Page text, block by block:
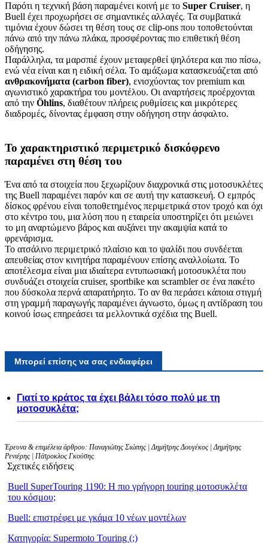
Παρότι η τεχνική βάση παραμένει κοινή με το Super Cruiser, η
Buell έχει προχωρήσει σε σημαντικές αλλαγές. Τα συμβατικά
τιμόνια έχουν δώσει τη θέση τους σε clip-ons που τοποθετούνται
πάνω από την πάνω πλάκα, προσφέροντας πιο επιθετική θέση
οδήγησης.
Παράλληλα, τα μαρσπιέ έχουν μεταφερθεί ψηλότερα και πιο πίσω,
ενώ νέα είναι και η ειδική σέλα. Το αμάξωμα κατασκευάζεται από
ανθρακονήματα (carbon fiber), ενισχύοντας τον premium και
αγωνιστικό χαρακτήρα του μοντέλου. Οι αναρτήσεις προέρχονται
από την Öhlins, διαθέτουν πλήρεις ρυθμίσεις και μικρότερες
διαδρομές, δίνοντας έμφαση στην οδήγηση στην άσφαλτο.
Το χαρακτηριστικό περιμετρικό δισκόφρενο
παραμένει στη θέση του
Ένα από τα στοιχεία που ξεχωρίζουν διαχρονικά στις μοτοσυκλέτες
της Buell παραμένει παρόν και σε αυτή την κατασκευή. Ο εμπρός
δίσκος φρένου είναι τοποθετημένος περιμετρικά στον τροχό και όχι
στο κέντρο του, μια λύση που η εταιρεία υποστηρίζει ότι μειώνει
το μη αναρτώμενο βάρος και αυξάνει την ακαμψία κατά το
φρενάρισμα.
Το ατσάλινο περιμετρικό πλαίσιο και το ψαλίδι που συνδέεται
απευθείας στον κινητήρα παραμένουν επίσης αναλλοίωτα. Το
αποτέλεσμα είναι μια ιδιαίτερα εντυπωσιακή μοτοσυκλέτα που
συνδυάζει στοιχεία cruiser, sportbike και scrambler σε ένα πακέτο
που δύσκολα περνά απαρατήρητο. Το αν θα περάσει κάποια στιγμή
στη γραμμή παραγωγής παραμένει άγνωστο, όμως η αντίδραση του
κοινού ίσως επηρεάσει τα μελλοντικά σχέδια της Buell.
Μπορεί επίσης να σας ενδιαφέρει
Γιατί το κράτος τα έχει βάλει τόσο πολύ με τη
μοτοσυκλέτα;
Έρευνα & επιμέλεια άρθρου: Παναγιώτης Σιώπης | Δημήτρης Δουγέκος | Δημήτρης
Ρενιέρης | Πάτροκλος Γκούσης
Σχετικές ειδήσεις
Buell SuperTouring 1190: Η πιο γρήγορη touring μοτοσυκλέτα
του κόσμου;
Buell: επιστρέφει με γκάμα 10 νέων μοντέλων
Κατηγορία: Supermoto Touring (;)